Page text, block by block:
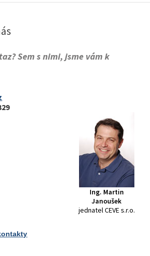
Sem s nimi, jsme vám k
Ing. Martin
Janoušek
jednatel CEVE s.r.o.